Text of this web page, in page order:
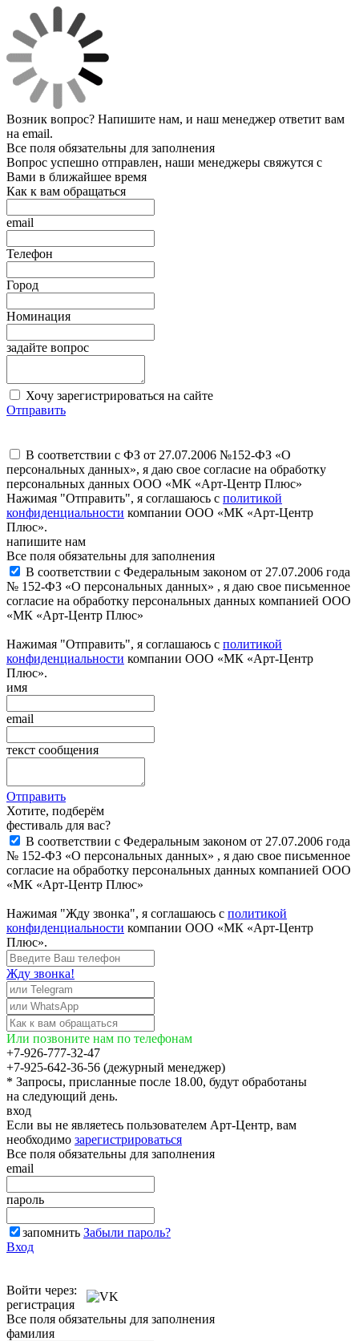
Возник вопрос? Напишите нам, и наш менеджер ответит вам
на email.
Все поля обязательны для заполнения
Вопрос успешно отправлен, наши менеджеры свяжутся с
Вами в ближайшее время
Как к вам обращаться
email
Телефон
Город
Номинация
задайте вопрос
Хочу зарегистрироваться на сайте
Отправить
В соответствии с ФЗ от 27.07.2006 №152-ФЗ «О
персональных данных», я даю свое согласие на обработку
персональных данных ООО «МК «Арт-Центр Плюс»
Нажимая "Отправить", я соглашаюсь с политикой
конфиденциальности компании ООО «МК «Арт-Центр
Плюс».
напишите нам
Все поля обязательны для заполнения
В соответствии с Федеральным законом от 27.07.2006 года
№ 152-ФЗ «О персональных данных» , я даю свое письменное
согласие на обработку персональных данных компанией ООО
«МК «Арт-Центр Плюс»
Нажимая "Отправить", я соглашаюсь с политикой
конфиденциальности компании ООО «МК «Арт-Центр
Плюс».
имя
email
текст сообщения
Отправить
Хотите, подберём
фестиваль для вас?
В соответствии с Федеральным законом от 27.07.2006 года
№ 152-ФЗ «О персональных данных» , я даю свое письменное
согласие на обработку персональных данных компанией ООО
«МК «Арт-Центр Плюс»
Нажимая "Жду звонка", я соглашаюсь с политикой
конфиденциальности компании ООО «МК «Арт-Центр
Плюс».
Жду звонка!
Или позвоните нам по телефонам
+7-926-777-32-47
+7-925-642-36-56 (дежурный менеджер)
* Запросы, присланные после 18.00, будут обработаны
на следующий день.
вход
Если вы не являетесь пользователем Арт-Центр, вам
необходимо зарегистрироваться
Все поля обязательны для заполнения
email
пароль
запомнить Забыли пароль?
Вход
Войти через:
регистрация
Все поля обязательны для заполнения
фамилия